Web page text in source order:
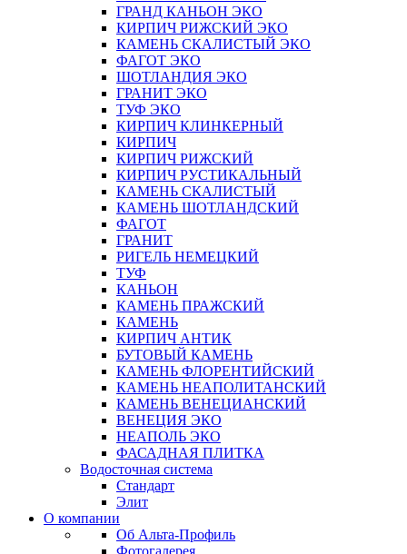
ГРАНД КАНЬОН ЭКО
КИРПИЧ РИЖСКИЙ ЭКО
КАМЕНЬ СКАЛИСТЫЙ ЭКО
ФАГОТ ЭКО
ШОТЛАНДИЯ ЭКО
ГРАНИТ ЭКО
ТУФ ЭКО
КИРПИЧ КЛИНКЕРНЫЙ
КИРПИЧ
КИРПИЧ РИЖСКИЙ
КИРПИЧ РУСТИКАЛЬНЫЙ
КАМЕНЬ СКАЛИСТЫЙ
КАМЕНЬ ШОТЛАНДСКИЙ
ФАГОТ
ГРАНИТ
РИГЕЛЬ НЕМЕЦКИЙ
ТУФ
КАНЬОН
КАМЕНЬ ПРАЖСКИЙ
КАМЕНЬ
КИРПИЧ АНТИК
БУТОВЫЙ КАМЕНЬ
КАМЕНЬ ФЛОРЕНТИЙСКИЙ
КАМЕНЬ НЕАПОЛИТАНСКИЙ
КАМЕНЬ ВЕНЕЦИАНСКИЙ
ВЕНЕЦИЯ ЭКО
НЕАПОЛЬ ЭКО
ФАСАДНАЯ ПЛИТКА
Водосточная система
Стандарт
Элит
О компании
Об Альта-Профиль
Фотогалерея